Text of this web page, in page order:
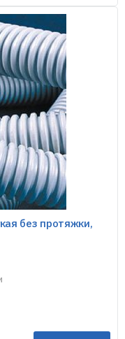
без протяжки,